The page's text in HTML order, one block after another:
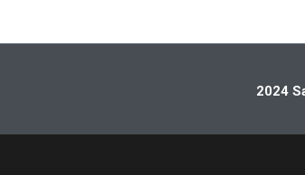
2024